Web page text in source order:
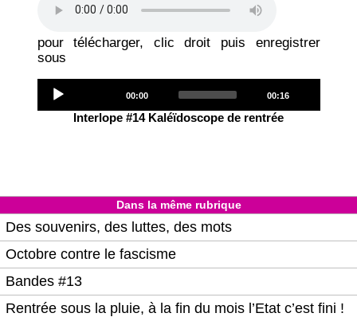
pour télécharger, clic droit puis enregistrer
sous
Player
Current
00:00
Total
00:16
Interlope #14 Kaléïdoscope de rentrée
Dans la même rubrique
Des souvenirs, des luttes, des mots
Octobre contre le fascisme
Bandes #13
Rentrée sous la pluie, à la fin du mois l’Etat c’est fini !